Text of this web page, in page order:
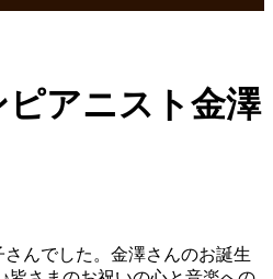
アニスト金澤
んでした。金澤さんのお誕生